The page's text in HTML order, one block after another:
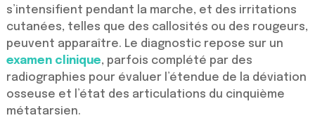
s’intensifient pendant la marche, et des irritations
cutanées, telles que des callosités ou des rougeurs,
peuvent apparaître. Le diagnostic repose sur un
examen clinique, parfois complété par des
radiographies pour évaluer l’étendue de la déviation
osseuse et l’état des articulations du cinquième
métatarsien.